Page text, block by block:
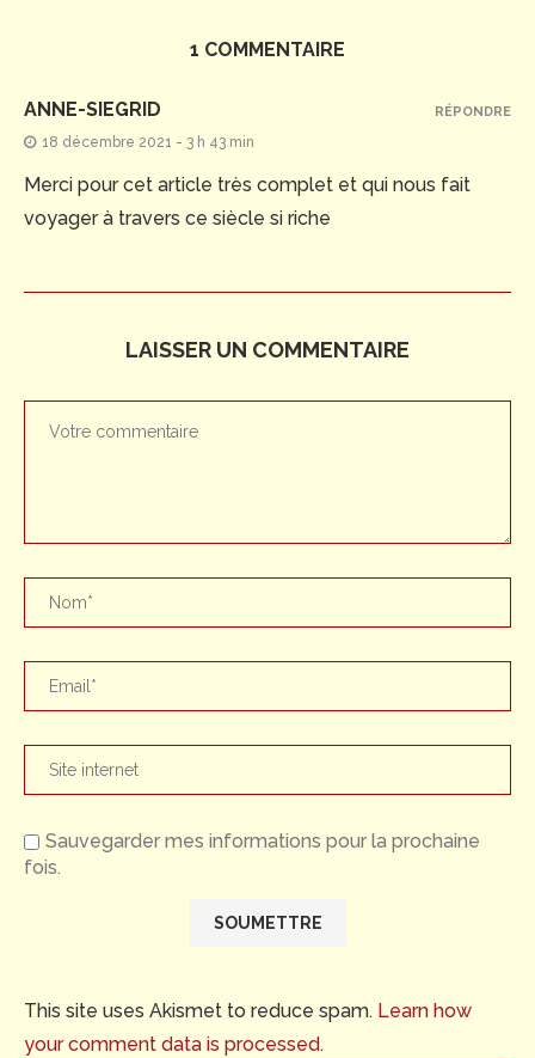
1 COMMENTAIRE
ANNE-SIEGRID
18 décembre 2021 - 3 h 43 min
Merci pour cet article très complet et qui nous fait
voyager à travers ce siècle si riche
RÉPONDRE
LAISSER UN COMMENTAIRE
Sauvegarder mes informations pour la prochaine
fois.
This site uses Akismet to reduce spam. Learn how
your comment data is processed.